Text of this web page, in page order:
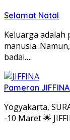
Selamat Natal
Keluarga adalah
manusia.
badai….
Pameran
Yogyakarta,
-10 Maret 🌟